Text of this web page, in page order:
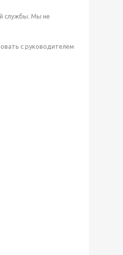
службы. Мы не
с руководителем